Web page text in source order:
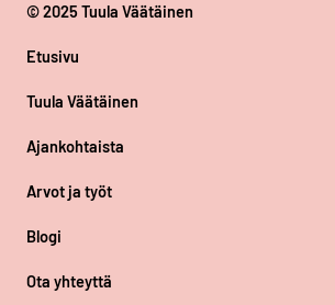
© 2025 Tuula Väätäinen
Etusivu
Tuula Väätäinen
Ajankohtaista
Arvot ja työt
Blogi
Ota yhteyttä